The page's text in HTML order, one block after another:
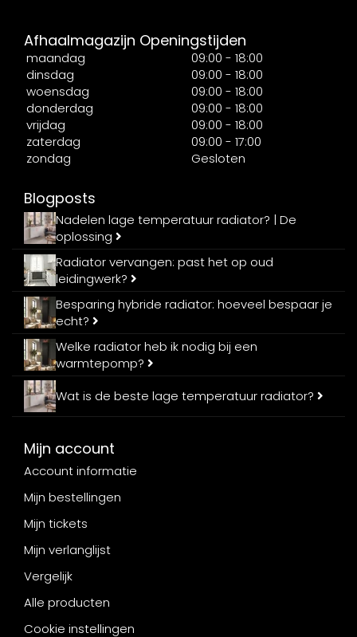
Afhaalmagazijn Openingstijden
maandag
09:00 - 18:00
dinsdag
09:00 - 18:00
woensdag
09:00 - 18:00
donderdag
09:00 - 18:00
vrijdag
09:00 - 18:00
zaterdag
09:00 - 17:00
zondag
Gesloten
Blogposts
Nadelen lage temperatuur radiator? | De
oplossing
Radiator vervangen: past het op oud
leidingwerk?
Besparing hybride radiator: hoeveel bespaar je
echt?
Welke radiator heb ik nodig bij een
warmtepomp?
Wat is de beste lage temperatuur radiator?
Mijn account
Account informatie
Mijn bestellingen
Mijn tickets
Mijn verlanglijst
Vergelijk
Alle producten
Cookie instellingen